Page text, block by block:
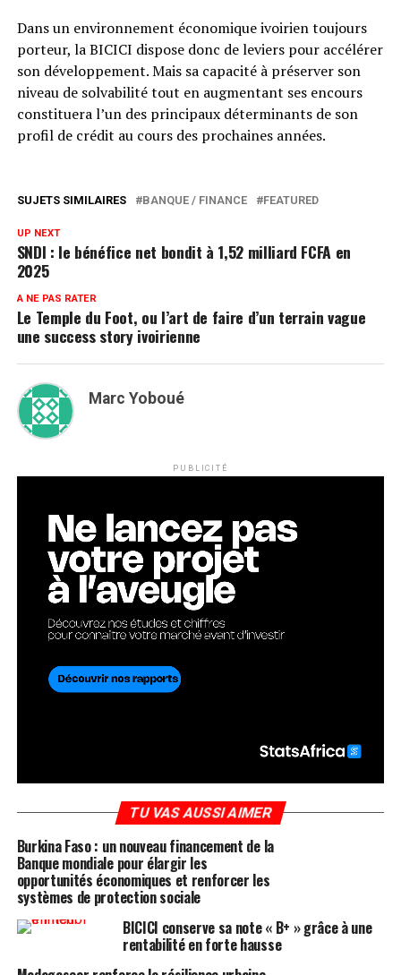
Dans un environnement économique ivoirien toujours
porteur, la BICICI dispose donc de leviers pour accélérer
son développement. Mais sa capacité à préserver son
niveau de solvabilité tout en augmentant ses encours
constituera l’un des principaux déterminants de son
profil de crédit au cours des prochaines années.
SUJETS SIMILAIRES BANQUE / FINANCE FEATURED
UP NEXT
SNDI : le bénéfice net bondit à 1,52 milliard FCFA en
2025
A NE PAS RATER
Le Temple du Foot, ou l’art de faire d’un terrain vague
une success story ivoirienne
Marc Yoboué
PUBLICITÉ
TU VAS AUSSI AIMER
Burkina Faso : un nouveau financement de la
Banque mondiale pour élargir les
opportunités économiques et renforcer les
systèmes de protection sociale
BICICI conserve sa note « B+ » grâce à une
rentabilité en forte hausse